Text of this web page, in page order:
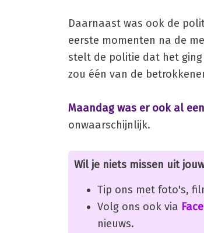
Daarnaast was ook de
eerste momenten na de
stelt de politie dat het ging
zou één van de
Maandag was er ook al
onwaarschijnlijk.
Wil je niets missen uit
Tip ons met foto's,
Volg ons ook via
nieuws.